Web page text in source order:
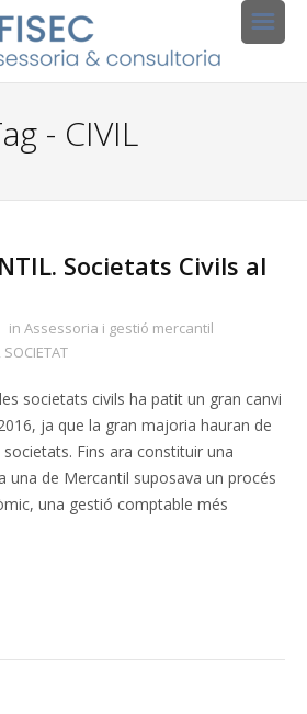
- CIVIL
Societats Civils al
in Assessoria i gestió mercantil
, SOCIETAT
societats civils ha patit un gran canvi
ja que la gran majoria hauran de
Fins ara constituir una
una de Mercantil suposava un procés
una gestió comptable més